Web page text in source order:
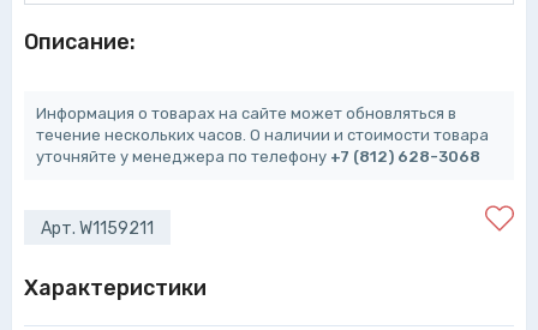
Описание:
Информация о товарах на сайте может обновляться в
течение нескольких часов. О наличии и стоимости товара
уточняйте у менеджера по телефону +7 (812) 628-3068
Арт. W1159211
Характеристики